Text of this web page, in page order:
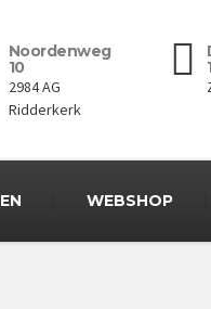
Noordenweg
10
2984 AG
Ridderkerk
WEBSHOP